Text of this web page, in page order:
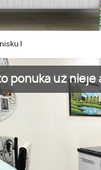
I
ponuka už nieje